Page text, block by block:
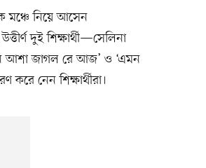
মঞ্চে নিয়ে আসেন
দুই শিক্ষার্থী—সেলিনা
আশা জাগল রে আজ’ ও ‘এমন
নেন শিক্ষার্থীরা।